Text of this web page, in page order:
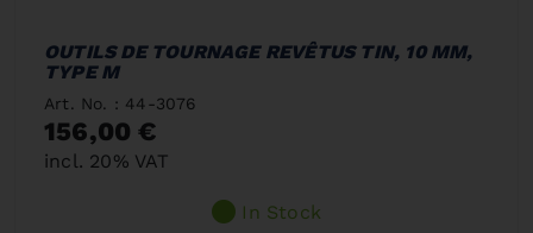
OUTILS DE TOURNAGE REVÊTUS TIN, 10 MM,
TYPE M
Art. No. : 44-3076
156,00 €
incl. 20% VAT
In Stock